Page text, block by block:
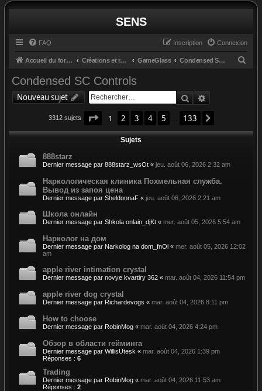
SENS
FAQ Connexion
Inscription
Accueil du forum Créations et retours GameGlass Condensed SC Controls
r
Condensed SC Controls
Nouveau sujet Rechercher
3312 sujets Page 1sur133
1 2 3 4 5 133
Sujets
888starz
Dernier message par 888starz_wsOt « jeu. août 06, 2026 2:32 am
Наркологическая клиника Похмельная служба.
Вывод из запоя цена
Dernier message par SheldonnaF « jeu. août 06, 2026 2:21 am
Школа онлайн
Dernier message par Shkola onlain_djKt « mer. août 05, 2026 5:54 am
Нарколог на дом
Dernier message par Narkolog na dom_fnOi « mer. août 05, 2026 12:02
am
apple river intimation crystal
Dernier message par novye kvartiry 362 « mar. août 04, 2026 11:54 pm
apple river dog crystal
Dernier message par Richardevogs « mar. août 04, 2026 8:11 pm
How to choose
Dernier message par RobinMog « mar. août 04, 2026 4:24 pm
Обзор в области гейминга
Dernier message par WillisUtesk « mar. août 04, 2026 1:39 pm
Réponses : 6
Trading
Dernier message par RobinMog « mar. août 04, 2026 11:53 am
Réponses : 2